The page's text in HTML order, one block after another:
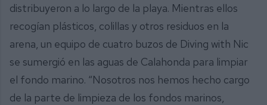
distribuyeron a lo largo de la playa. Mientras ellos
recogían plásticos, colillas y otros residuos en la
arena, un equipo de cuatro buzos de Diving with Nic
se sumergió en las aguas de Calahonda para limpiar
el fondo marino. “Nosotros nos hemos hecho cargo
de la parte de limpieza de los fondos marinos,